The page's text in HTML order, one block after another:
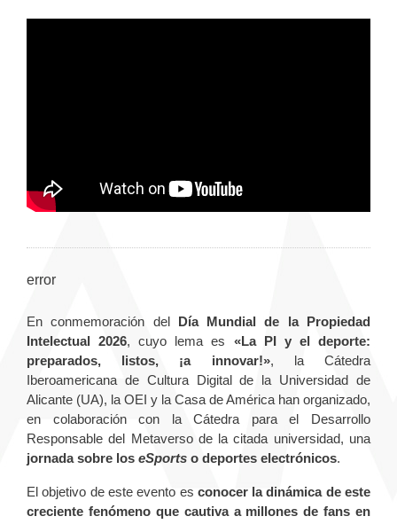
error
En conmemoración del Día Mundial de la Propiedad
Intelectual 2026, cuyo lema es «La PI y el deporte:
preparados, listos, ¡a innovar!», la Cátedra
Iberoamericana de Cultura Digital de la Universidad de
Alicante (UA), la OEI y la Casa de América han organizado,
en colaboración con la Cátedra para el Desarrollo
Responsable del Metaverso de la citada universidad, una
jornada sobre los eSports o deportes electrónicos.
El objetivo de este evento es conocer la dinámica de este
creciente fenómeno que cautiva a millones de fans en